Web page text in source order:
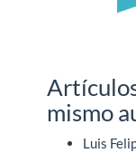
mismo
Luis